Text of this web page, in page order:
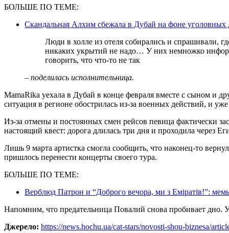
БОЛЬШЕ ПО ТЕМЕ:
Скандальная Алхим сбежала в Дубай на фоне уголовных
Люди в холле из отеля собирались и спрашивали, где укрытие. Они говорили: все хорошо,
никаких укрытий не надо… У них немножко
говорить, что что-то не так
– поделилась исполнительница.
MamaRika уехала в Дубай в конце февраля вместе с сыном и
ситуация в регионе обострилась из-за военных действий, и
Из-за отмены и постоянных смен рейсов певица фактически
настоящий квест: дорога длилась три дня и проходила через
Лишь 9 марта артистка смогла сообщить, что наконец-то
пришлось перенести концерты своего тура.
БОЛЬШЕ ПО ТЕМЕ:
Верблюд Патрон и “Доброго вечора, ми з Еміратів!”:
Напомним, что предательница Повалий снова пробивает дно.
Джерело: https://news.hochu.ua/cat-stars/novosti-shou-biznesa/